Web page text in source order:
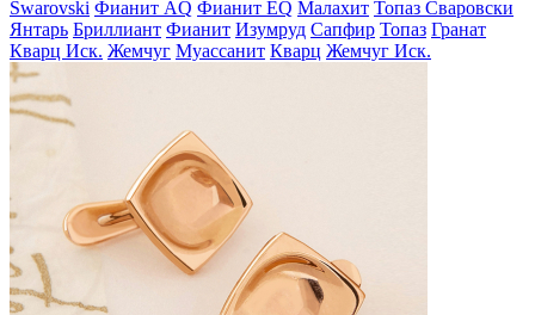
Swarovski Фианит AQ Фианит EQ Малахит Топаз Сваровски
Янтарь Бриллиант Фианит Изумруд Сапфир Топаз Гранат
Кварц Иск. Жемчуг Муассанит Кварц Жемчуг Иск.